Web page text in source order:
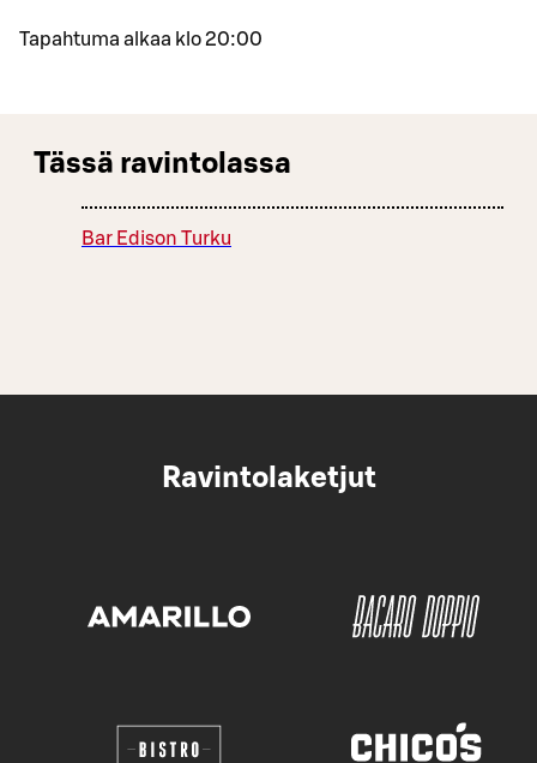
Tapahtuma alkaa klo 20:00
Tässä ravintolassa
Bar Edison Turku
Ravintolaketjut